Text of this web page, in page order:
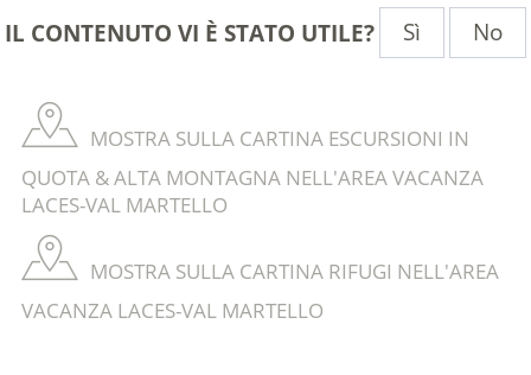
IL CONTENUTO VI È STATO UTILE? Sì No
MOSTRA SULLA CARTINA ESCURSIONI IN
QUOTA & ALTA MONTAGNA NELL'AREA VACANZA
LACES-VAL MARTELLO
MOSTRA SULLA CARTINA RIFUGI NELL'AREA
VACANZA LACES-VAL MARTELLO